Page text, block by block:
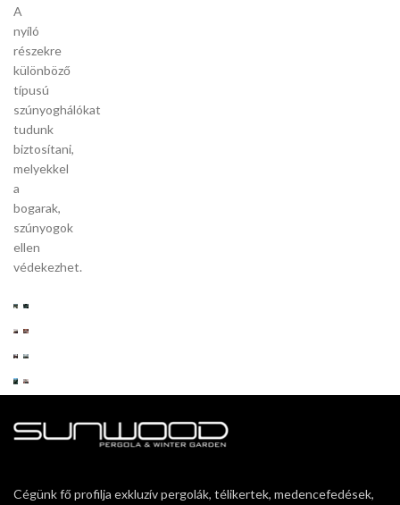
A
nyíló
részekre
különböző
típusú
szúnyoghálókat
tudunk
biztosítani,
melyekkel
a
bogarak,
szúnyogok
ellen
védekezhet.
Cégünk fő profilja exkluzív pergolák, télikertek, medencefedések,